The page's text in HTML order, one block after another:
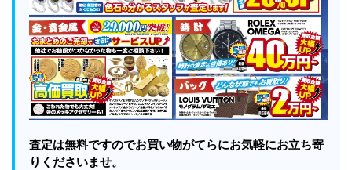
査定は無料ですのでお買い物がてらにお気軽にお立ち寄
りくださいませ。